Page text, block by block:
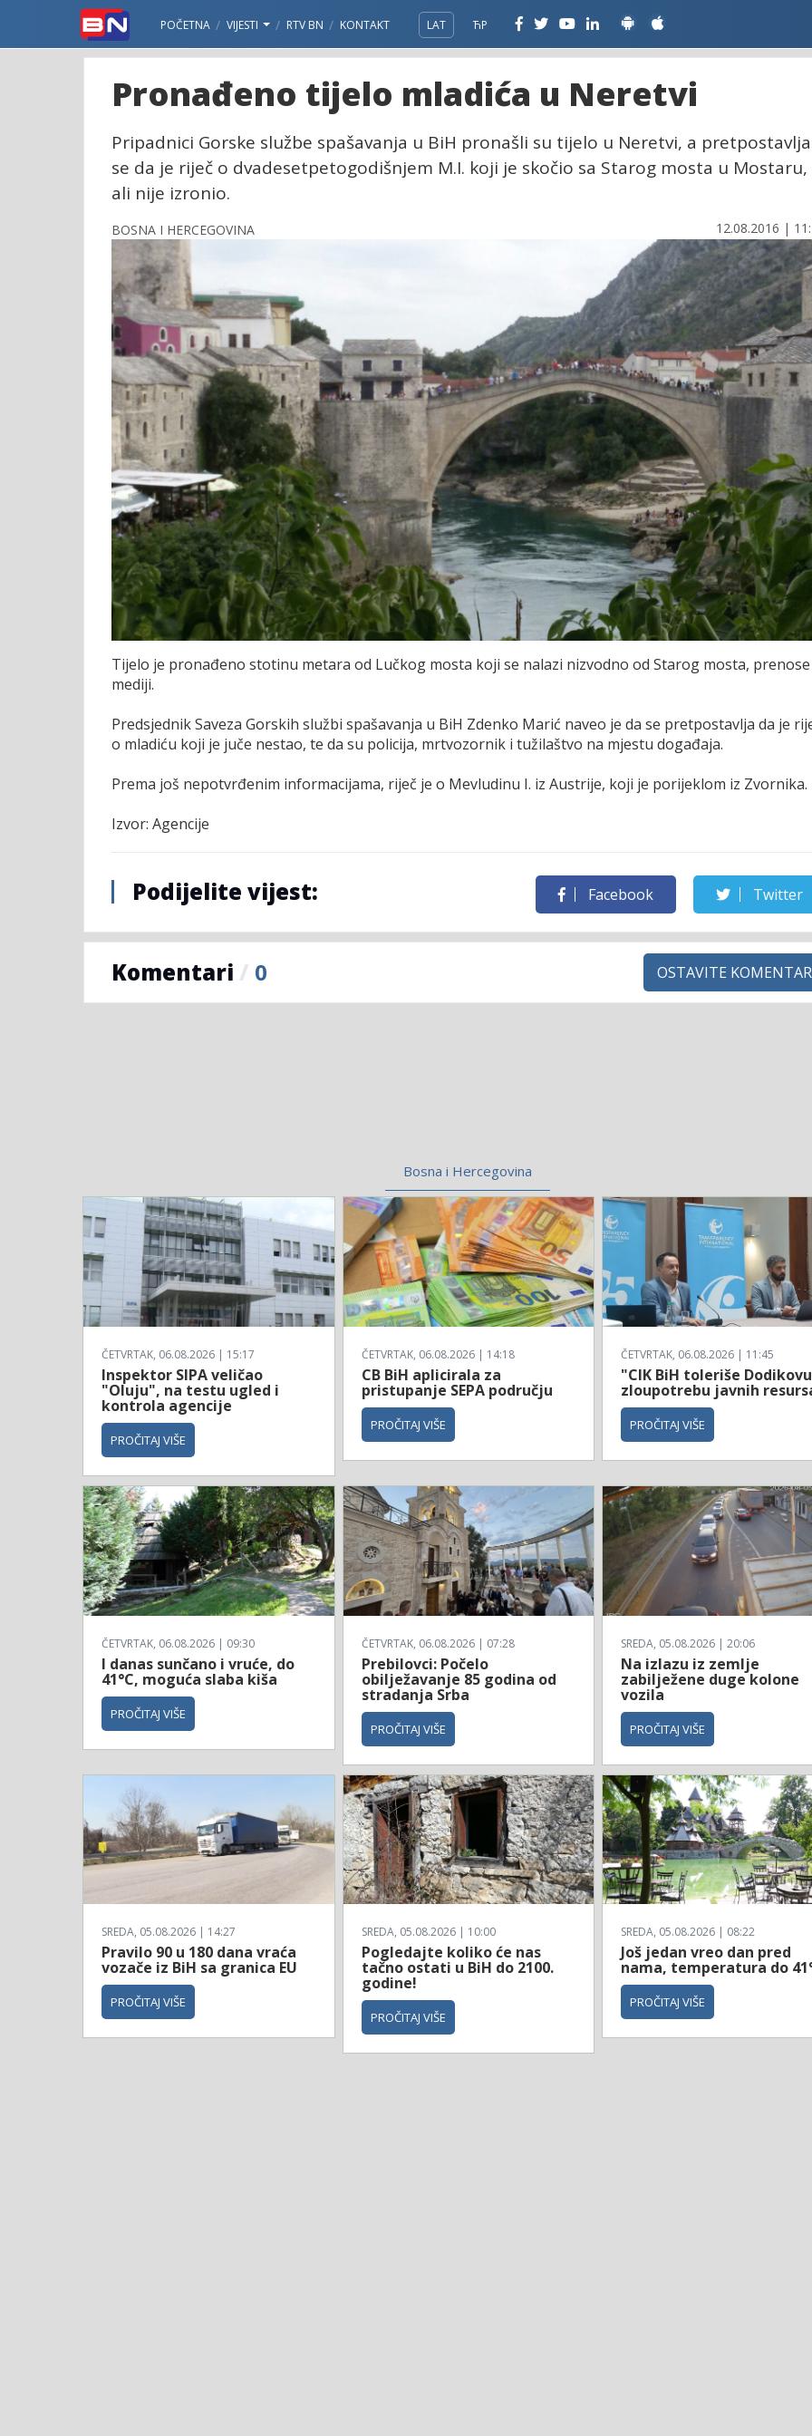
POČETNA VIJESTI RTV BN KONTAKT LAT ЋР
Pronađeno tijelo mladića u Neretvi
Pripadnici Gorske službe spašavanja u BiH pronašli su tijelo u Neretvi, a pretpostavlja
se da je riječ o dvadesetpetogodišnjem M.I. koji je skočio sa Starog mosta u Mostaru,
ali nije izronio.
BOSNA I HERCEGOVINA 12.08.2016 |
Tijelo je pronađeno stotinu metara od Lučkog mosta koji se nalazi nizvodno od Starog mosta, prenose
mediji.
Predsjednik Saveza Gorskih službi spašavanja u BiH Zdenko Marić naveo je da se pretpostavlja da je
o mladiću koji je juče nestao, te da su policija, mrtvozornik i tužilaštvo na mjestu događaja.
Prema još nepotvrđenim informacijama, riječ je o Mevludinu I. iz Austrije, koji je porijeklom iz Zvornika.
Izvor: Agencije
Podijelite vijest: Facebook Twitter
Komentari / 0 OSTAVITE KOMENTAR
Bosna i Hercegovina
ČETVRTAK, 06.08.2026 | 15:17
Inspektor SIPA veličao
"Oluju", na testu ugled i
kontrola agencije
PROČITAJ VIŠE
ČETVRTAK, 06.08.2026 | 14:18
CB BiH aplicirala za
pristupanje SEPA području
PROČITAJ VIŠE
ČETVRTAK, 06.08.2026 | 11:45
"CIK BiH toleriše Dodikovu
zloupotrebu javnih
PROČITAJ VIŠE
ČETVRTAK, 06.08.2026 | 09:30
I danas sunčano i vruće, do
41°C, moguća slaba kiša
PROČITAJ VIŠE
ČETVRTAK, 06.08.2026 | 07:28
Prebilovci: Počelo
obilježavanje 85 godina od
stradanja Srba
PROČITAJ VIŠE
SREDA, 05.08.2026 | 20:06
Na izlazu iz zemlje
zabilježene duge kolone
vozila
PROČITAJ VIŠE
SREDA, 05.08.2026 | 14:27
Pravilo 90 u 180 dana vraća
vozače iz BiH sa granica EU
PROČITAJ VIŠE
SREDA, 05.08.2026 | 10:00
Pogledajte koliko će nas
tačno ostati u BiH do 2100.
godine!
PROČITAJ VIŠE
SREDA, 05.08.2026 | 08:22
Još jedan vreo dan pred
nama, temperatura do
PROČITAJ VIŠE